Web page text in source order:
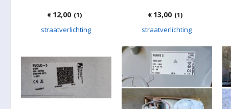
€12,00 (1)
straatverlichting
€13,00 (1)
straatverlichting